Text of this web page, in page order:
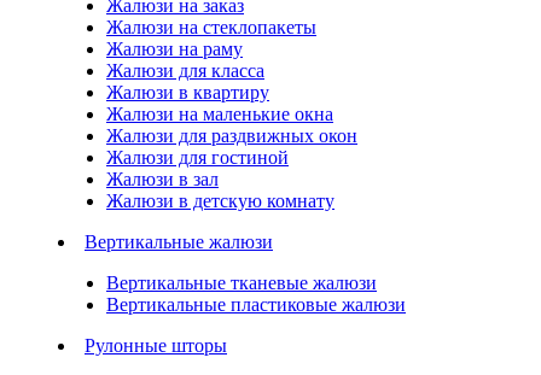
Жалюзи на заказ
Жалюзи на стеклопакеты
Жалюзи на раму
Жалюзи для класса
Жалюзи в квартиру
Жалюзи на маленькие окна
Жалюзи для раздвижных окон
Жалюзи для гостиной
Жалюзи в зал
Жалюзи в детскую комнату
Вертикальные жалюзи
Вертикальные тканевые жалюзи
Вертикальные пластиковые жалюзи
Рулонные шторы